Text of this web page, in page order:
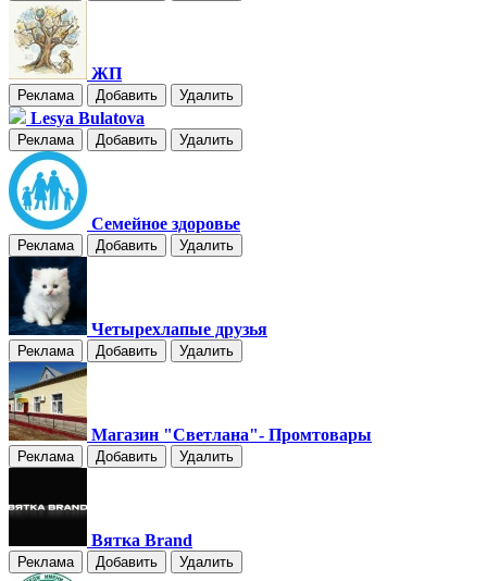
ЖП
Реклама Добавить Удалить
Lesya Bulatova
Реклама Добавить Удалить
Семейное здоровье
Реклама Добавить Удалить
Четырехлапые друзья
Реклама Добавить Удалить
Магазин "Светлана"- Промтовары
Реклама Добавить Удалить
Вятка Brand
Реклама Добавить Удалить